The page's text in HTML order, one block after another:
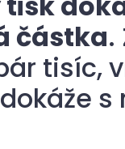
částka.
tisíc,
dokáže s